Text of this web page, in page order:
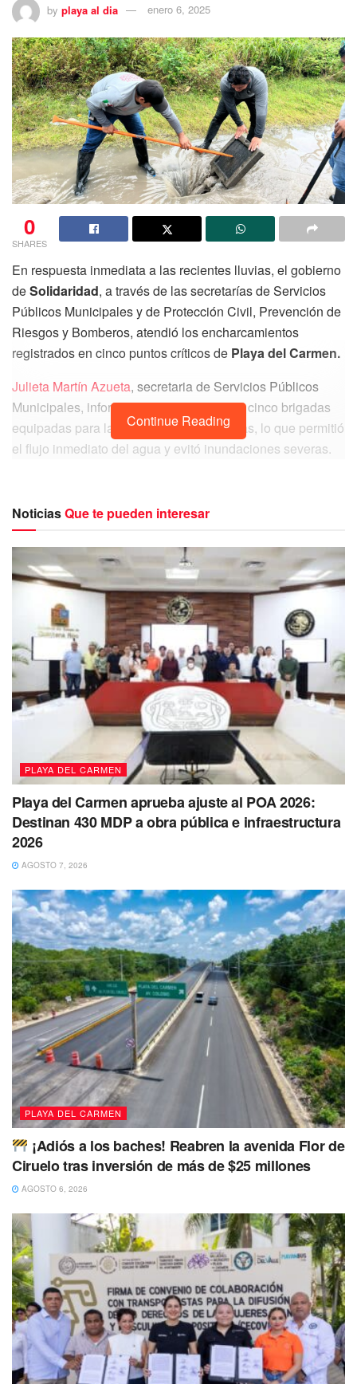
by playa al dia enero 6, 2025
0
SHARES
En respuesta inmediata a las recientes lluvias, el gobierno
deSolidaridad, a través de las secretarías de Servicios
Públicos Municipales y de Protección Civil, Prevención de
Riesgos y Bomberos, atendió los encharcamientos
registrados en cinco puntos críticos de Playa del Carmen.
Julieta Martín Azueta, secretaria de Servicios Públicos
Municipales, informó que se desplegaron cinco brigadas
equipadas para la limpieza de alcantarillas, lo que permitió
el flujo inmediato del agua y evitó inundaciones severas.
Continue Reading
NoticiasQue te pueden interesar
PLAYA DEL CARMEN
Playa del Carmen aprueba ajuste al POA 2026:
Destinan 430 MDP a obra pública e infraestructura
2026
AGOSTO 7, 2026
PLAYA DEL CARMEN
¡Adiós a los baches! Reabren la avenida Flor de
Ciruelo tras inversión de más de $25 millones
AGOSTO 6, 2026